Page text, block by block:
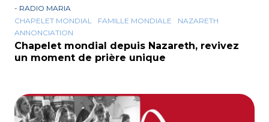
- RADIO MARIA
CHAPELET MONDIAL
FAMILLE MONDIALE
NAZARETH
ANNONCIATION
Chapelet mondial depuis Nazareth, revivez
un moment de prière unique